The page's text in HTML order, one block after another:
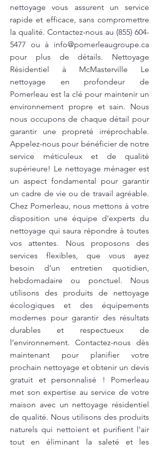
nettoyage vous assurent un service
rapide et efficace, sans compromettre
la qualité. Contactez-nous au (855) 604-
5477 ou à info@pomerleaugroupe.ca
pour plus de détails. Nettoyage
Résidentiel à McMasterville Le
nettoyage en profondeur de
Pomerleau est la clé pour maintenir un
environnement propre et sain. Nous
nous occupons de chaque détail pour
garantir une propreté irréprochable.
Appelez-nous pour bénéficier de notre
service méticuleux et de qualité
supérieure! Le nettoyage ménager est
un aspect fondamental pour garantir
un cadre de vie ou de travail agréable.
Chez Pomerleau, nous mettons à votre
disposition une équipe d'experts du
nettoyage qui saura répondre à toutes
vos attentes. Nous proposons des
services flexibles, que vous ayez
besoin d’un entretien quotidien,
hebdomadaire ou ponctuel. Nous
utilisons des produits de nettoyage
écologiques et des équipements
modernes pour garantir des résultats
durables et respectueux de
l’environnement. Contactez-nous dès
maintenant pour planifier votre
prochain nettoyage et obtenir un devis
gratuit et personnalisé ! Pomerleau
met son expertise au service de votre
maison avec un nettoyage résidentiel
de qualité. Nous utilisons des produits
naturels qui nettoient et purifient l'air
tout en éliminant la saleté et les